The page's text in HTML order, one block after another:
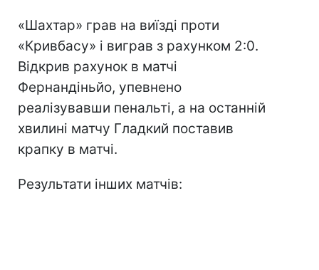
«Шахтар» грав на виїзді проти
«Кривбасу» і виграв з рахунком 2:0.
Відкрив рахунок в матчі
Фернандіньйо, упевнено
реалізувавши пенальті, а на останній
хвилині матчу Гладкий поставив
крапку в матчі.
Результати інших матчів: